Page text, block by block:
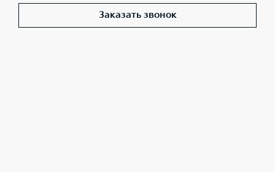
Заказать звонок